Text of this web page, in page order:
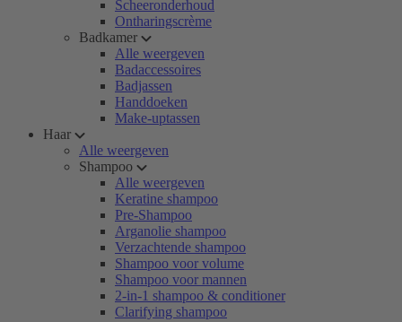
Scheeronderhoud
Ontharingscrème
Badkamer
Alle weergeven
Badaccessoires
Badjassen
Handdoeken
Make-uptassen
Haar
Alle weergeven
Shampoo
Alle weergeven
Keratine shampoo
Pre-Shampoo
Arganolie shampoo
Verzachtende shampoo
Shampoo voor volume
Shampoo voor mannen
2-in-1 shampoo & conditioner
Clarifying shampoo